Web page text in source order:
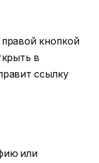
кнопкой
в
ссылку
или